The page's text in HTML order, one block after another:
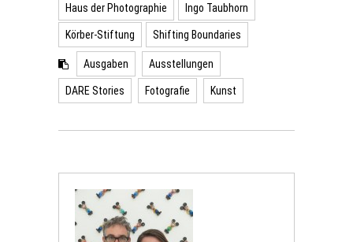
Haus der Photographie Ingo Taubhorn
Körber-Stiftung Shifting Boundaries
Ausgaben Ausstellungen
DARE Stories Fotografie Kunst